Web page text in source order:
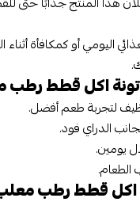
اليومي أو كمكافأة أثناء
اكل قطط رطب معلب
لتجربة طعم أفضل.
الدراي فود.
يومين.
الطعام.